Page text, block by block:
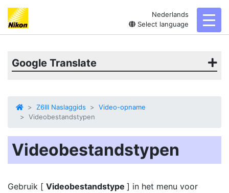
Nederlands
Select language
Google Translate
Z6III Naslaggids
Video-opname
Videobestandstypen
Videobestandstypen
Gebruik [ Videobestandstype ] in het menu voor